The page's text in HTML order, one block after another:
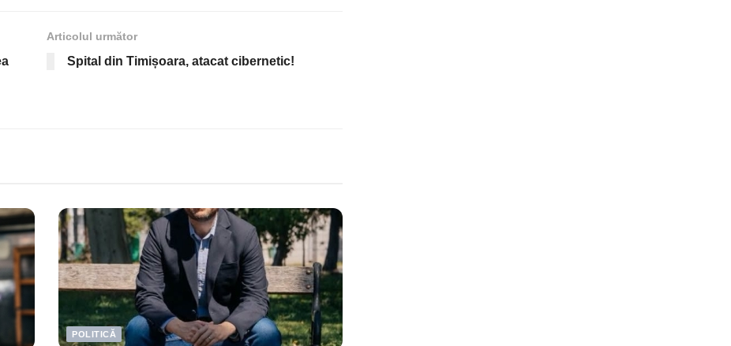
Articolul următor
Spital din Timișoara, atacat cibernetic!
POLITICĂ